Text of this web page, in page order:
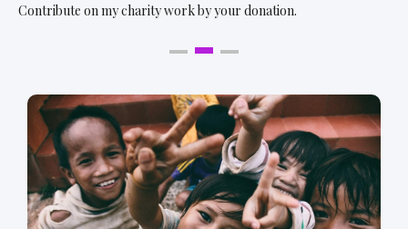
Contribute on my charity work by your donation.